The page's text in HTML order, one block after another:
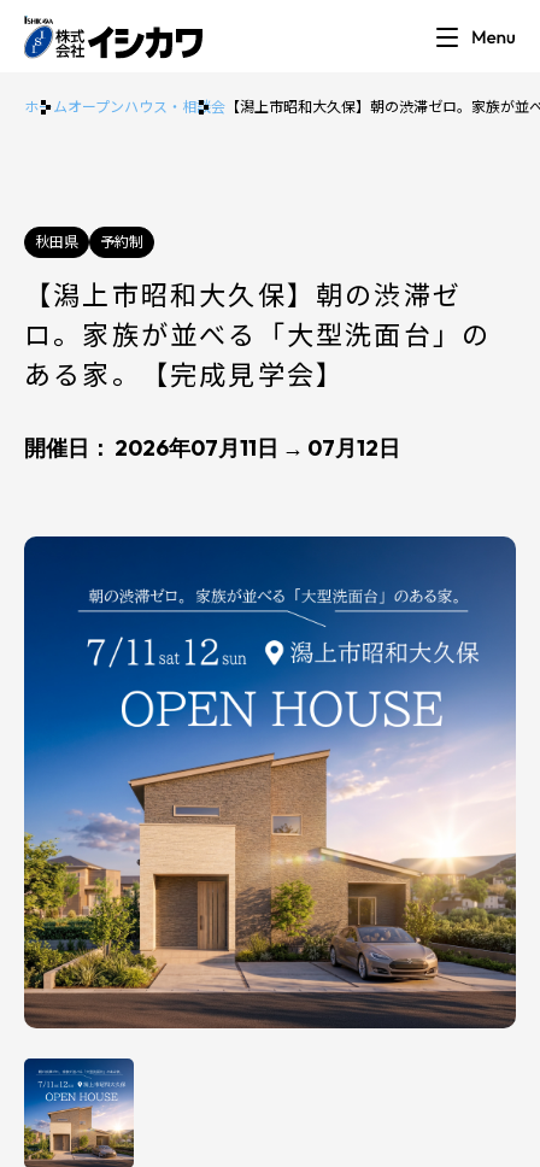
ホームオープンハウス・相談会 【潟上市昭和大久保】朝の渋滞ゼロ。家族が
秋田県 予約制
【潟上市昭和大久保】朝の渋滞ゼ
ロ。家族が並べる「大型洗面台」の
ある家。【完成見学会】
開催日： 2026年07月11日 → 07月12日